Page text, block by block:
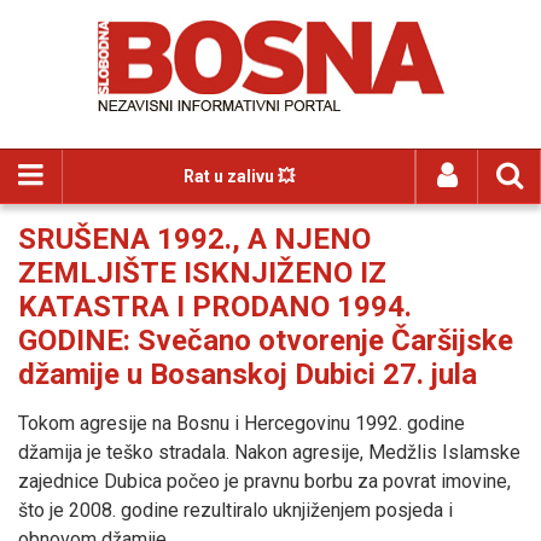
Rat u zalivu 💥
SRUŠENA 1992., A NJENO
ZEMLJIŠTE ISKNJIŽENO IZ
KATASTRA I PRODANO 1994.
GODINE: Svečano otvorenje Čaršijske
džamije u Bosanskoj Dubici 27. jula
Tokom agresije na Bosnu i Hercegovinu 1992. godine
džamija je teško stradala. Nakon agresije, Medžlis Islamske
zajednice Dubica počeo je pravnu borbu za povrat imovine,
što je 2008. godine rezultiralo uknjiženjem posjeda i